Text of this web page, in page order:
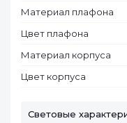
Материал плафона
Цвет плафона
Материал корпуса
Цвет корпуса
Световые